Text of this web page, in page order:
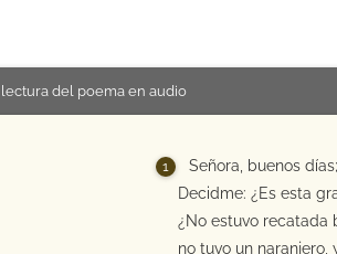
del poema en audio
Señora, buenos
Decidme: ¿Es esta
¿No estuvo recatada
no tuvo un naranjero,